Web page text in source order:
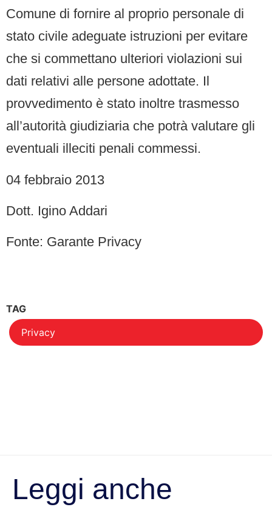
Comune di fornire al proprio personale di
stato civile adeguate istruzioni per evitare
che si commettano ulteriori violazioni sui
dati relativi alle persone adottate. Il
provvedimento è stato inoltre trasmesso
all’autorità giudiziaria che potrà valutare gli
eventuali illeciti penali commessi.
04 febbraio 2013
Dott. Igino Addari
Fonte: Garante Privacy
TAG
Privacy
Leggi anche